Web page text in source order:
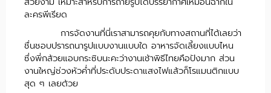
ละครพีเรียด
การจัดงานที่นี่เราสามารถคุยกับทางสถานที่ได้เลยว่า
ชื่นชอบปรารถนารูปแบบงานแบบใด อาหารจัดเลี้ยงแบบไหน
ซึ่งพี่กล้วยแอบกระซิบนะคะว่างานเช้าพิธีไทยคือปังมาก ส่วน
งานใหญ่ช่วงหัวค่ำที่ประดับประดาแสงไฟแล้วก็โรแมนติกแบบ
สุด ๆ เลยด้วย